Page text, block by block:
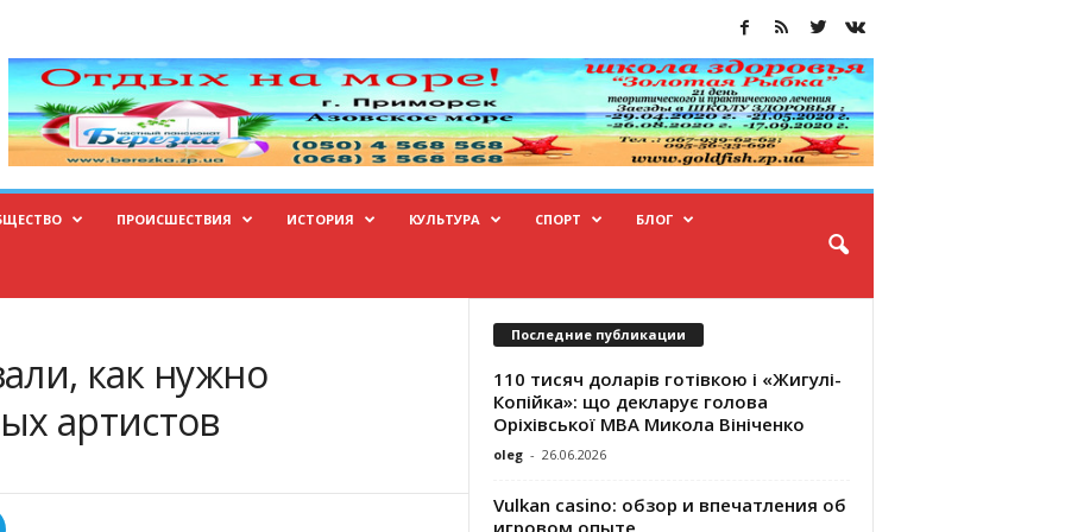
ПРОИСШЕСТВИЯ ИСТОРИЯ КУЛЬТУРА СПОРТ БЛОГ
как нужно
артистов
Последние публикации
110 тисяч доларів готівкою і «Жигулі-
Копійка»: що декларує голова
Оріхівської МВА Микола Вініченко
oleg - 26.06.2026
Vulkan casino: обзор и впечатления об
игровом опыте